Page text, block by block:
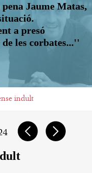
Jaume Matas,
a presó
les corbates...''
indult